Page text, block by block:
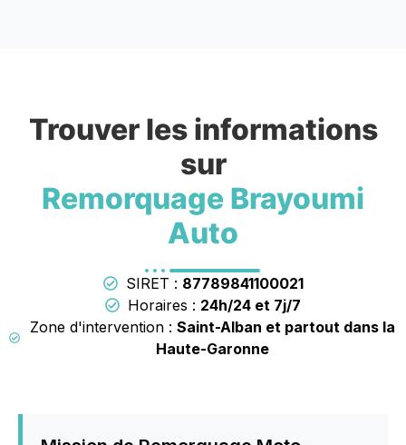
Trouver les informations
sur
Remorquage Brayoumi
Auto
SIRET : 87789841100021
Horaires : 24h/24 et 7j/7
Zone d'intervention : Saint-Alban et partout dans la
Haute-Garonne